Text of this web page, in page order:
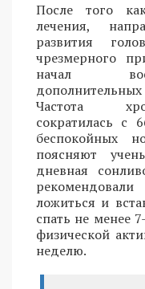
После того
лечения,
развития
чрезмерного
начал
Частота
сократилась с
беспокойных
поясняют
дневная
ложиться и
спать не менее
физической
неделю.